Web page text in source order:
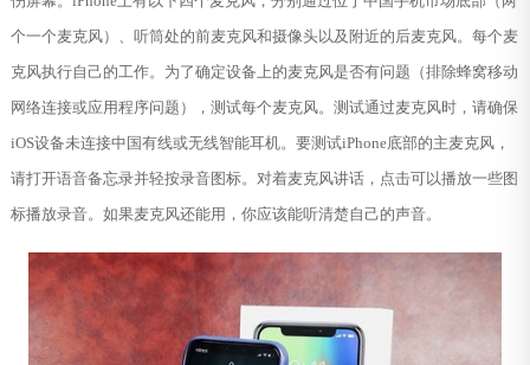
个一个麦克风）、听筒处的前麦克风和摄像头以及附近的后麦克风。每个麦
克风执行自己的工作。为了确定设备上的麦克风是否有问题（排除蜂窝移动
网络连接或应用程序问题），测试每个麦克风。测试通过麦克风时，请确保
iOS设备未连接中国有线或无线智能耳机。要测试iPhone底部的主麦克风，
请打开语音备忘录并轻按录音图标。对着麦克风讲话，点击可以播放一些图
标播放录音。如果麦克风还能用，你应该能听清楚自己的声音。